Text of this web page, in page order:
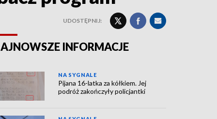
UDOSTĘPNIJ:
INFORMACJE
NA SYGNALE
Pijana 16-latka za kółkiem. Jej
podróż zakończyły policjantki